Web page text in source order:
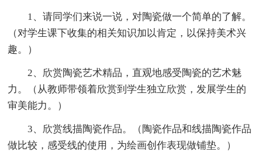
1、请同学们来说一说，对陶瓷做一个简单的了解。
（对学生课下收集的相关知识加以肯定，以保持美术兴
趣。）
2、欣赏陶瓷艺术精品，直观地感受陶瓷的艺术魅
力。（从教师带领着欣赏到学生独立欣赏，发展学生的
审美能力。）
3、欣赏线描陶瓷作品。（陶瓷作品和线描陶瓷作品
做比较，感受线的使用，为绘画创作表现做铺垫。）